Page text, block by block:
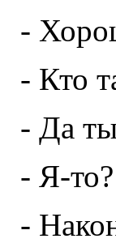
-
- Кто
- Да
- Я-
-